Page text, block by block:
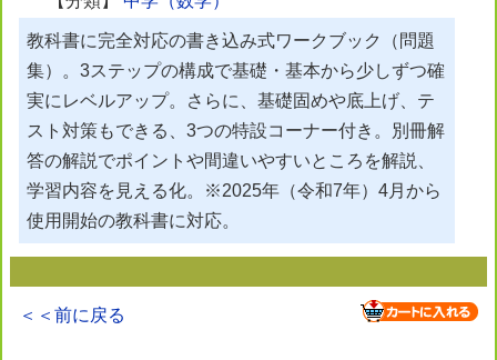
教科書に完全対応の書き込み式ワークブック（問題
集）。3ステップの構成で基礎・基本から少しずつ確
実にレベルアップ。さらに、基礎固めや底上げ、テ
スト対策もできる、3つの特設コーナー付き。別冊解
答の解説でポイントや間違いやすいところを解説、
学習内容を見える化。※2025年（令和7年）4月から
使用開始の教科書に対応。
＜＜前に戻る